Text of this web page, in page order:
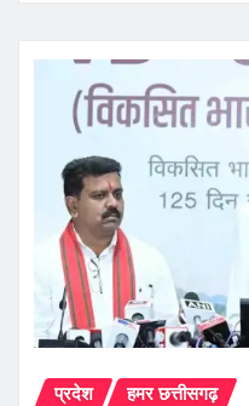
प्रदेश हमर छत्तीसगढ़